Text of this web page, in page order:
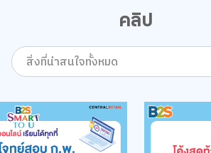
คลิป
สิ่งที่น่าสนใจทั้งหมด